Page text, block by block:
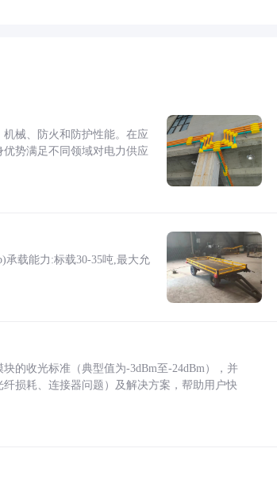
械、防火和防护性能。在应
势满足不同领域对电力供应
承载能力:标载30-35吨,最大允
的收光标准（典型值为-3dBm至-24dBm），并
损耗、连接器问题）及解决方案，帮助用户快